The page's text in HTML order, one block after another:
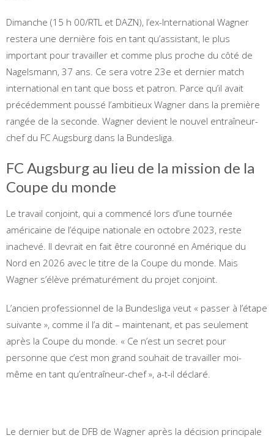
Dimanche (15 h 00/RTL et DAZN), l’ex-International Wagner
restera une dernière fois en tant qu’assistant, le plus
important pour travailler et comme plus proche du côté de
Nagelsmann, 37 ans. Ce sera votre 23e et dernier match
international en tant que boss et patron. Parce qu’il avait
précédemment poussé l’ambitieux Wagner dans la première
rangée de la seconde. Wagner devient le nouvel entraîneur-
chef du FC Augsburg dans la Bundesliga.
FC Augsburg au lieu de la mission de la
Coupe du monde
Le travail conjoint, qui a commencé lors d’une tournée
américaine de l’équipe nationale en octobre 2023, reste
inachevé. Il devrait en fait être couronné en Amérique du
Nord en 2026 avec le titre de la Coupe du monde. Mais
Wagner s’élève prématurément du projet conjoint.
L’ancien professionnel de la Bundesliga veut « passer à l’étape
suivante », comme il l’a dit – maintenant, et pas seulement
après la Coupe du monde. « Ce n’est un secret pour
personne que c’est mon grand souhait de travailler moi-
même en tant qu’entraîneur-chef », a-t-il déclaré.
Le dernier but de DFB de Wagner après la décision principale